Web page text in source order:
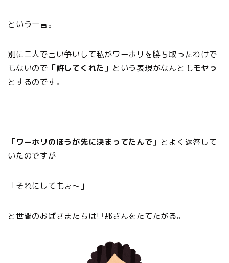
という一言。
別に二人で言い争いして私がワーホリを勝ち取ったわけで
もないので 「許してくれた」 という表現がなんともモヤっ
とするのです。
「ワーホリのほうが先に決まってたんで」 とよく返答して
いたのですが
「それにしてもぉ〜」
と世間のおばさまたちは旦那さんをたてたがる。